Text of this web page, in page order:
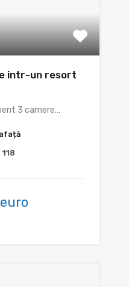
intr-un resort
3 camere…
118
euro